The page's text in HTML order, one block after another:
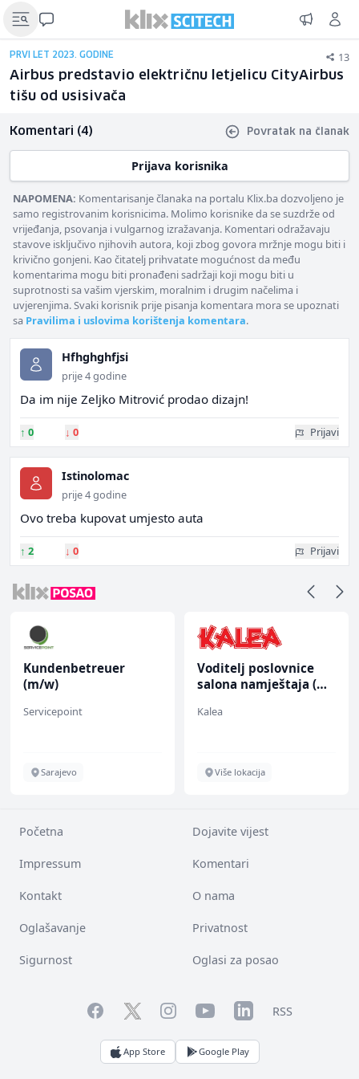
PRVI LET 2023. GODINE 13
Airbus predstavio električnu letjelicu CityAirbus
tišu od usisivača
Komentari (4) Povratak na članak
Prijava korisnika
NAPOMENA: Komentarisanje članaka na portalu Klix.ba dozvoljeno je
samo registrovanim korisnicima. Molimo korisnike da se suzdrže od
vrijeđanja, psovanja i vulgarnog izražavanja. Komentari odražavaju
stavove isključivo njihovih autora, koji zbog govora mržnje mogu biti i
krivično gonjeni. Kao čitatelj prihvatate mogućnost da među
komentarima mogu biti pronađeni sadržaji koji mogu biti u
suprotnosti sa vašim vjerskim, moralnim i drugim načelima i
uvjerenjima. Svaki korisnik prije pisanja komentara mora se upoznati
sa Pravilima i uslovima korištenja komentara.
Hfhghghfjsi
prije 4 godine
Da im nije Zeljko Mitrović prodao dizajn!
↑ 0 ↓ 0 Prijavi
Istinolomac
prije 4 godine
Ovo treba kupovat umjesto auta
↑ 2 ↓ 0 Prijavi
Kundenbetreuer
(m/w)
Servicepoint
Sarajevo
Voditelj poslovnice
salona namještaja (m/
Kalea
Više lokacija
Početna Dojavite vijest
Impressum Komentari
Kontakt O nama
Oglašavanje Privatnost
Sigurnost Oglasi za posao
FacebookTwitterInstagramYouTubeLinkedInRSS
App Store Google Play